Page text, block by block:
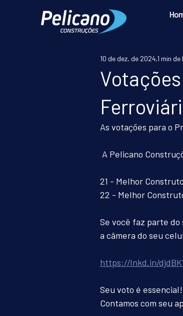
10 de dez. de 2024 1 min
As votações para o
A Pelicano
21 - Melhor
22 - Melhor
Se você faz parte
a câmera do seu
https://lnkd.in/
Seu voto é essencial!
Contamos com seu